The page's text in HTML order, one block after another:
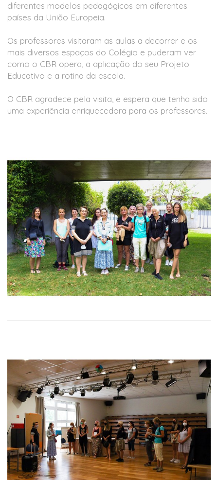
diferentes modelos pedagógicos em diferentes
países da União Europeia.
Os professores visitaram as aulas a decorrer e os
mais diversos espaços do Colégio e puderam ver
como o CBR opera, a aplicação do seu Projeto
Educativo e a rotina da escola.
O CBR agradece pela visita, e espera que tenha sido
uma experiência enriquecedora para os professores.